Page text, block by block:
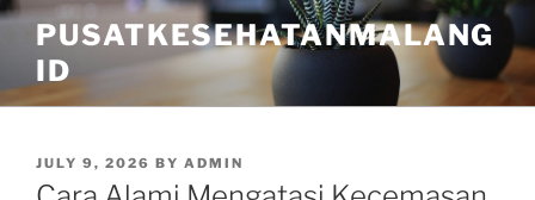
Skip
content
PUSATKESEHATANMALANG
ID
POSTED
ON
JULY 9, 2026 BY ADMIN